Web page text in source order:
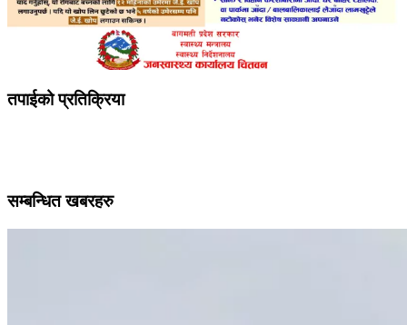
तपाईको प्रतिक्रिया
सम्बन्धित खबरहरु